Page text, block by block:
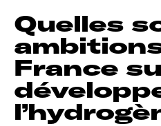
Quelles
France